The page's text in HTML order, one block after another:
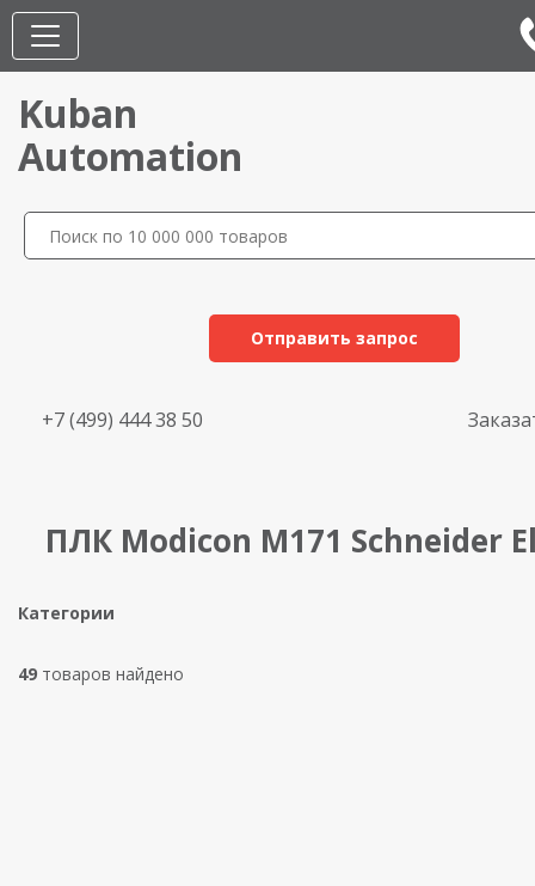
Kuban
Automation
Отправить запрос
+7 (499) 444 38 50
ПЛК Modicon M171 Schneider
Категории
49 товаров найдено